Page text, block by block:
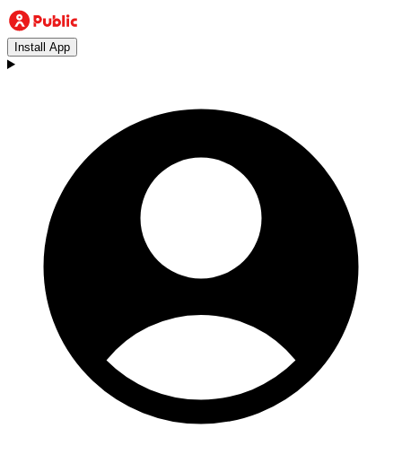
Install App